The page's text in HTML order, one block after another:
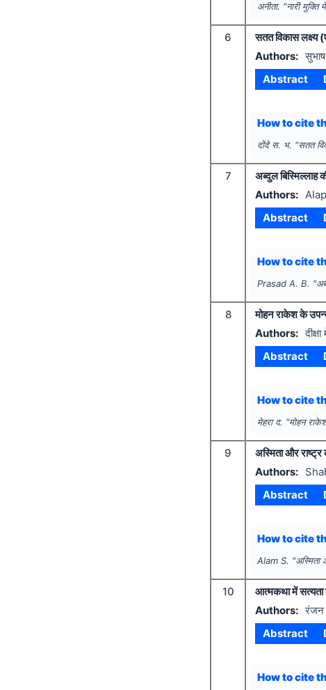
अनीता. "नारी मुक्ति
6
सतत विकास लक्ष्य
Authors:
Abstract
How to cite
दोंदे स. भ. "सतत
7
अब्दुल बिस्मिल्लाह
Authors:
Abstract
How to cite
Prasad A. B. "
8
मोहन राकेश के
Authors:
Abstract
How to cite
मेहरा द. "मोहन
9
अस्मिता और
Authors:
Abstract
How to cite
Alam S. "अस्मिता
10
आत्मकथा में सत्यता
Authors: रंजन
Abstract
How to cite